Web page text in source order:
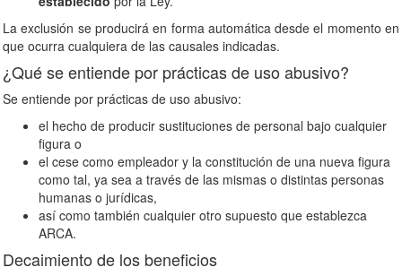
La exclusión se producirá en forma automática desde el momento en
que ocurra cualquiera de las causales indicadas.
¿Qué se entiende por prácticas de uso abusivo?
Se entiende por prácticas de uso abusivo:
el hecho de producir sustituciones de personal bajo cualquier
figura o
el cese como empleador y la constitución de una nueva figura
como tal, ya sea a través de las mismas o distintas personas
humanas o jurídicas,
así como también cualquier otro supuesto que establezca
ARCA.
Decaimiento de los beneficios